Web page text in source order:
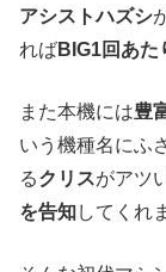
アシストハズシ
ればBIG1回あ
また本機には豊
いう機種名にふ
るクリスがアツ
を告知してくれ